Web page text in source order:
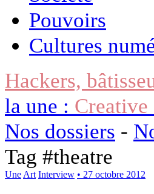
Pouvoirs
Cultures
Hackers,
la une : Creative
Nos dossiers -
Tag #theatre
Une Art Interview • 27 octobre 2012